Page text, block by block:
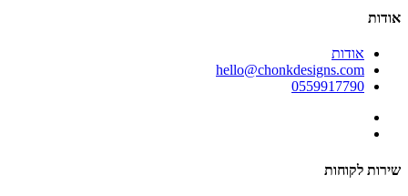
אודות
אודות
hello@chonkdesigns.com
0559917790
שירות לקוחות